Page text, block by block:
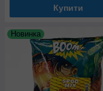
Купити
Новинка